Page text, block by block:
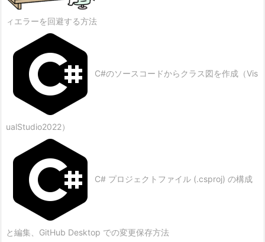
ィエラーを回避する方法
C#のソースコードからクラス図を作成（Vis
ualStudio2022）
C# プロジェクトファイル (.csproj) の構成
と編集、GitHub Desktop での変更保存方法